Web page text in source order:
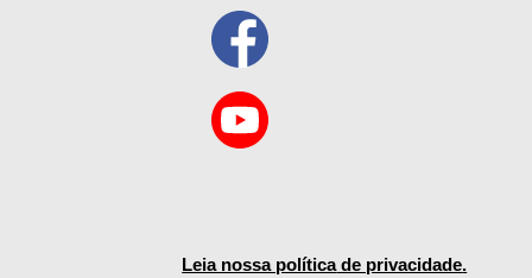
Leia nossa políticade privacidade.